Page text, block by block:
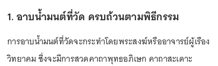
1. อาบน้ำมนต์ที่วัด ครบถ้วนตามพิธีกรรม
การอาบน้ำมนต์ที่วัดจะกระทำโดยพระสงฆ์หรืออาจารย์ผู้เรือง
วิทยาคม ซึ่งจะมีการสวดคาถาพุทธอภิเษก คาถาสะเดาะ